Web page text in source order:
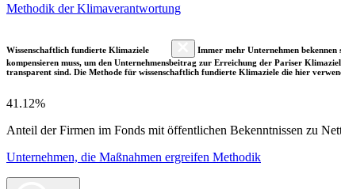
Methodik der Klimaverantwortung
Wissenschaftlich fundierte Klimaziele
Immer mehr Unternehmen
kompensieren muss, um den Unternehmensbeitrag zur Erreichung der Pariser
transparent sind. Die Methode für wissenschaftlich fundierte Klimaziele die hier
41.12%
Anteil der Firmen im Fonds mit öffentlichen Bekenntnissen zu
Unternehmen, die Maßnahmen ergreifen Methodik